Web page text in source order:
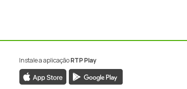
Instale a aplicaçãoRTP Play